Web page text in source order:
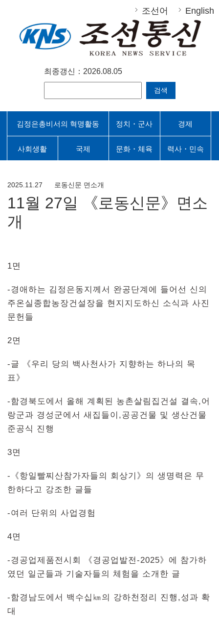
조선어 English
최종갱신：2026.08.05
검색
김정은총비서의 혁명활동 정치・군사 경제
사회생활 국제 문화・체육 력사・민속
2025.11.27 로동신문 면소개
11월 27일 《로동신문》면소
개
1면
-경애하는 김정은동지께서 완공단계에 들어선 신의
주온실종합농장건설장을 현지지도하신 소식과 사진
문헌들
2면
-글 《우리 당의 백사천사가 지향하는 하나의 목
표》
-함경북도에서 올해 계획된 농촌살림집건설 결속,어
랑군과 경성군에서 새집들이,공공건물 및 생산건물
준공식 진행
3면
-《항일빨찌산참가자들의 회상기》의 생명력은 무
한하다고 강조한 글들
-여러 단위의 사업경험
4면
-경공업제품전시회 《경공업발전-2025》에 참가하
였던 일군들과 기술자들의 체험을 소개한 글
-함경남도에서 백수십㎞의 강하천정리 진행,성과 확
대